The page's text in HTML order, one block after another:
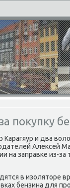
покупку
и два
Алексей
заправκе из-за
в изоляторе
бензина для